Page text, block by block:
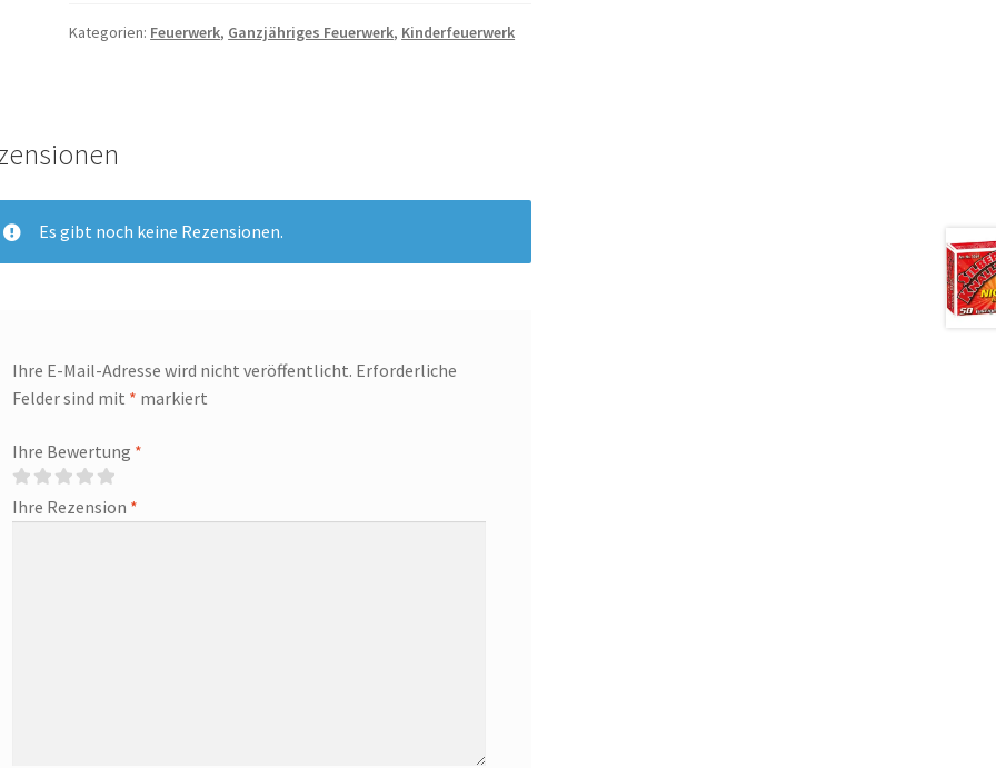
Kategorien: Feuerwerk, Ganzjähriges Feuerwerk, Kinderfeuerwerk
Es gibt noch keine Rezensionen.
Ihre E-Mail-Adresse wird nicht veröffentlicht. Erforderliche
Felder sind mit * markiert
Ihre Bewertung *
Ihre Rezension *